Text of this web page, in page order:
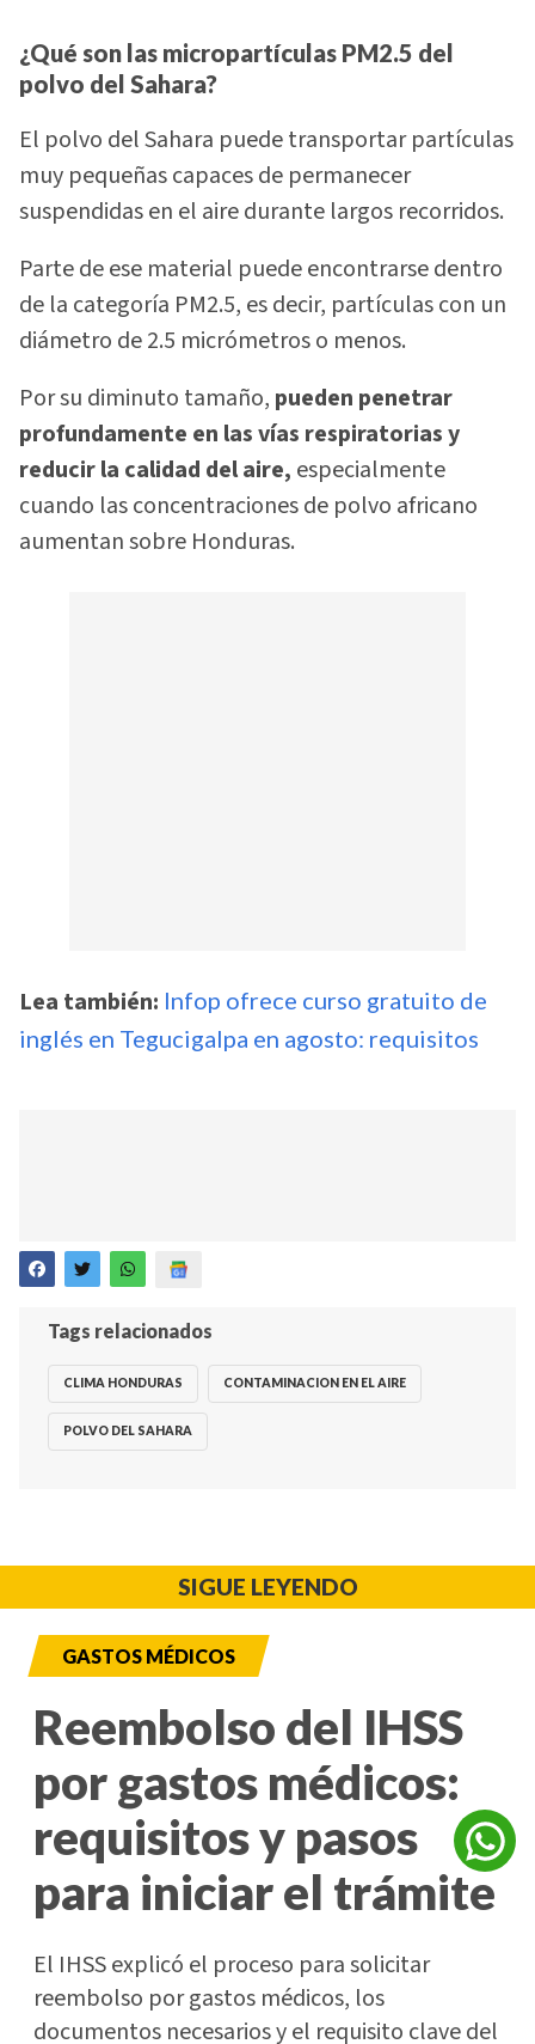
¿Qué son las micropartículas PM2.5 del
polvo del Sahara?
El polvo del Sahara puede transportar partículas
muy pequeñas capaces de permanecer
suspendidas en el aire durante largos recorridos.
Parte de ese material puede encontrarse dentro
de la categoría PM2.5, es decir, partículas con un
diámetro de 2.5 micrómetros o menos.
Por su diminuto tamaño, pueden penetrar
profundamente en las vías respiratorias y
reducir la calidad del aire, especialmente
cuando las concentraciones de polvo africano
aumentan sobre Honduras.
Lea también: Infop ofrece curso gratuito de
inglés en Tegucigalpa en agosto: requisitos
Tags relacionados
CLIMA HONDURAS CONTAMINACION EN EL AIRE
POLVO DEL SAHARA
SIGUE LEYENDO
GASTOS MÉDICOS
Reembolso del IHSS
por gastos médicos:
requisitos y pasos
para iniciar el trámite
El IHSS explicó el proceso para solicitar
reembolso por gastos médicos, los
documentos necesarios y el requisito clave del